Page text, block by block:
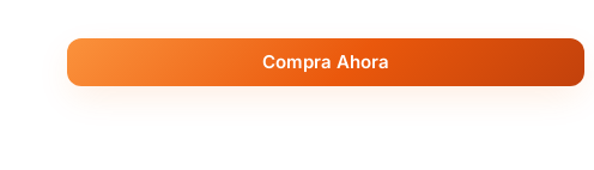
Compra Ahora